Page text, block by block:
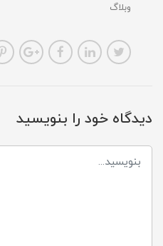
وبلاگ
دیدگاه خود را بنویسید